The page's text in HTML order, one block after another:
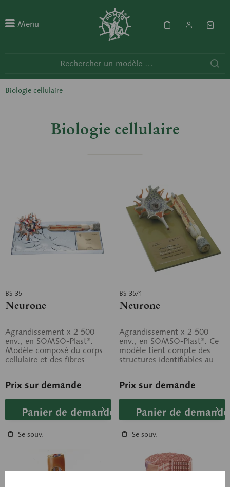
Menu
Biologie cellulaire
Biologie cellulaire
BS 35
Neurone
Agrandissement x 2 500
env., en SOMSO-Plast®.
Modèle composé du corps
cellulaire et des fibres
Prix sur demande
Panier de demande
Se souv.
BS 35/1
Neurone
Agrandissement x 2 500
env., en SOMSO-Plast®. Ce
modèle tient compte des
structures identifiables au
Prix sur demande
Panier de demande
Se souv.